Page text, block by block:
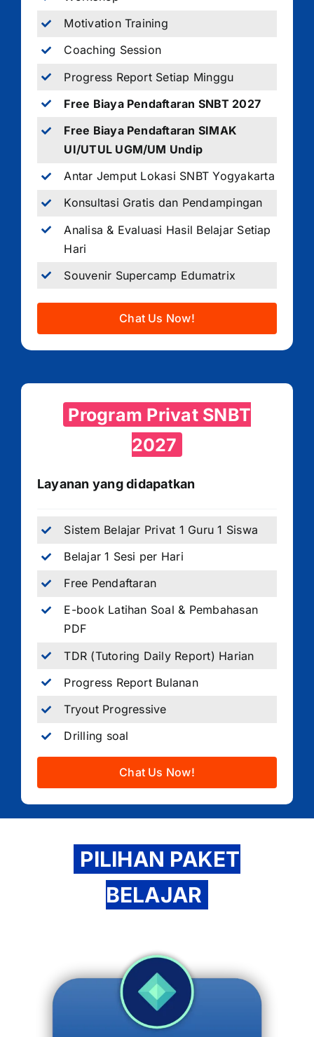
Motivation Training
Coaching Session
Progress Report Setiap Minggu
Free Biaya Pendaftaran SNBT 2027
Free Biaya Pendaftaran SIMAK
UI/UTUL UGM/UM Undip
Antar Jemput Lokasi SNBT Yogyakarta
Konsultasi Gratis dan Pendampingan
Analisa & Evaluasi Hasil Belajar Setiap
Hari
Souvenir Supercamp Edumatrix
Chat Us Now!
Program Privat SNBT
2027
Layanan yang didapatkan
Sistem Belajar Privat 1 Guru 1 Siswa
Belajar 1 Sesi per Hari
Free Pendaftaran
E-book Latihan Soal & Pembahasan
PDF
TDR (Tutoring Daily Report) Harian
Progress Report Bulanan
Tryout Progressive
Drilling soal
Chat Us Now!
PILIHAN PAKET
BELAJAR